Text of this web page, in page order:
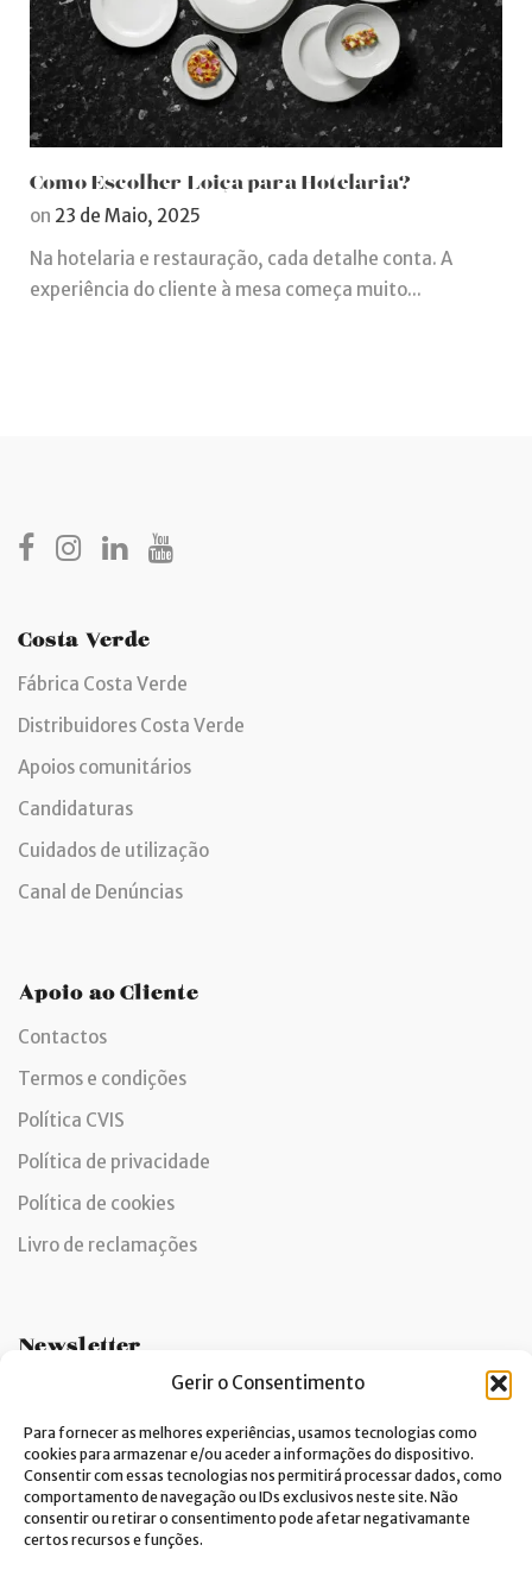
Gerir o Consentimento
Para fornecer as melhores experiências, usamos tecnologias como
cookies para armazenar e/ou aceder a informações do dispositivo.
Consentir com essas tecnologias nos permitirá processar dados, como
comportamento de navegação ou IDs exclusivos neste site. Não
consentir ou retirar o consentimento pode afetar negativamante
certos recursos e funções.
Como Escolher Loiça para Hotelaria?
on 23 de Maio, 2025
Na hotelaria e restauração, cada detalhe conta. A
experiência do cliente à mesa começa muito...
Costa Verde
Fábrica Costa Verde
Distribuidores Costa Verde
Apoios comunitários
Candidaturas
Cuidados de utilização
Canal de Denúncias
Apoio ao Cliente
Contactos
Termos e condições
Política CVIS
Política de privacidade
Política de cookies
Livro de reclamações
Newsletter
Dou consentimento ao tratamento de dados e aceito a
política de privacidade.*
A Costa Verde está comprometida com a implementação do RGPD. Para
tratarmos os seus dados pessoais, precisamos do seu consentimento.